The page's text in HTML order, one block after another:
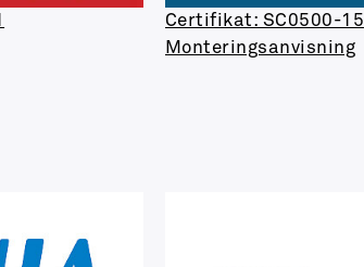
Certifikat: SC0500-15
Monteringsanvisning